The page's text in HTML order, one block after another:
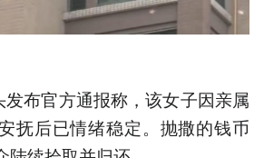
布官方通报称，该女子因亲属
抚后已情绪稳定。抛撒的钱币